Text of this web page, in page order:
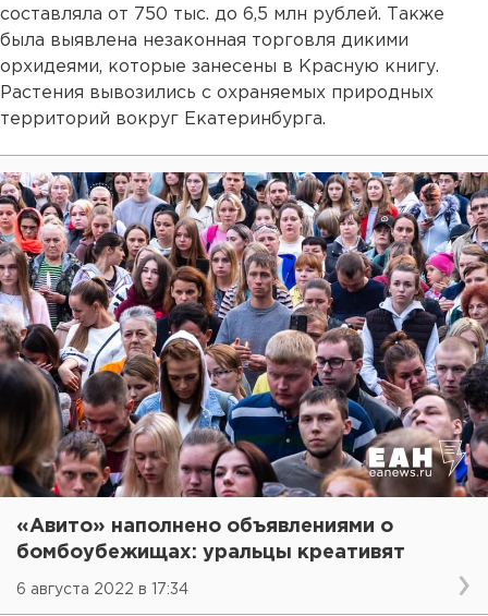
составляла от 750 тыс. до 6,5 млн рублей. Также
была выявлена незаконная торговля дикими
орхидеями, которые занесены в Красную книгу.
Растения вывозились с охраняемых природных
территорий вокруг Екатеринбурга.
«Авито» наполнено объявлениями о
бомбоубежищах: уральцы креативят
6 августа 2022 в 17:34